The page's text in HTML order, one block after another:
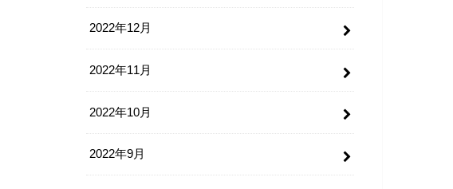
2022年12月
2022年11月
2022年10月
2022年9月